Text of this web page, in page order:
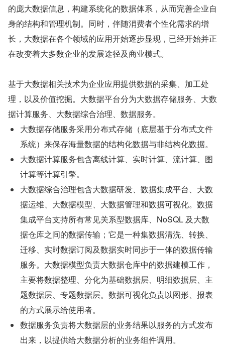
的庞大数据信息，构建系统化的数据体系，从而完善企业自
身的结构和管理机制。同时，伴随消费者个性化需求的增
长，大数据在各个领域的应用开始逐步显现，已经开始并正
在改变着大多数企业的发展途径及商业模式。
基于大数据相关技术为企业应用提供数据的采集、加工处
理，以及价值挖掘。大数据平台分为大数据存储服务、大数
据计算服务、大数据综合治理、数据服务。
大数据存储服务采用分布式存储（底层基于分布式文件
系统）来保存海量数据的结构化数据与非结构化数据。
大数据计算服务包含离线计算、实时计算、流计算、图
计算等计算引擎。
大数据综合治理包含大数据研发、数据集成平台、大数
据运维、大数据模型、大数据管理和数据可视化。数据
集成平台支持所有常见关系型数据库、NoSQL 及大数
据仓库之间的数据传输；它是一种集数据清洗、转换、
迁移、实时数据订阅及数据实时同步于一体的数据传输
服务。大数据模型负责大数据仓库中的数据建模工作，
主要将数据整理、分化为基础数据层、明细数据层、主
题数据层、专题数据层。数据可视化负责以图形、报表
的方式展示给使用者。
数据服务负责将大数据层的业务结果以服务的方式发布
出来，以提供给大数据分析的业务组件调用。